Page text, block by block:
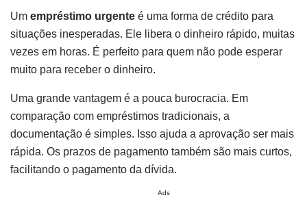
Um empréstimo urgente é uma forma de crédito para
situações inesperadas. Ele libera o dinheiro rápido, muitas
vezes em horas. É perfeito para quem não pode esperar
muito para receber o dinheiro.
Uma grande vantagem é a pouca burocracia. Em
comparação com empréstimos tradicionais, a
documentação é simples. Isso ajuda a aprovação ser mais
rápida. Os prazos de pagamento também são mais curtos,
facilitando o pagamento da dívida.
Ads